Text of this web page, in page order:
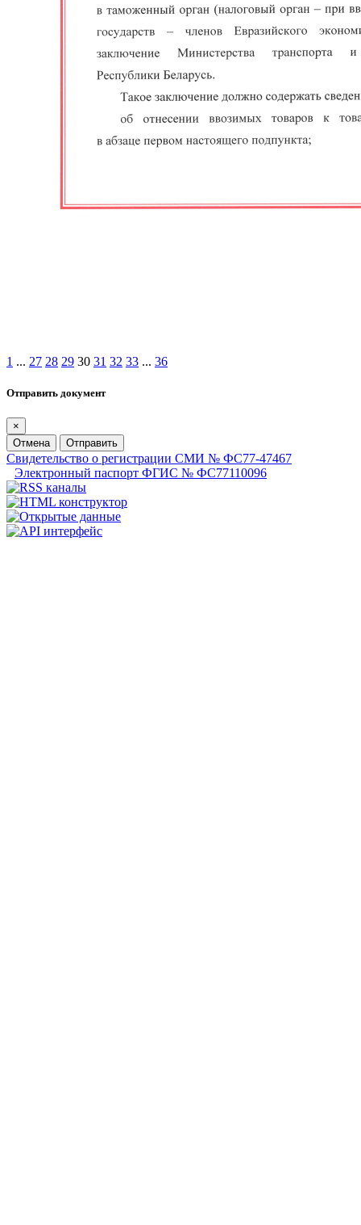
1 ... 27 28 29 30 31 32 33 ... 36
Отправить документ
×
Отмена
Отправить
Свидетельство о регистрации СМИ № ФС77-47467
Электронный паспорт ФГИС № ФС77110096